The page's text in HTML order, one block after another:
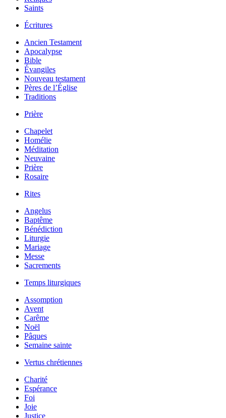
Saints
Écritures
Ancien Testament
Apocalypse
Bible
Évangiles
Nouveau testament
Pères de l’Église
Traditions
Prière
Chapelet
Homélie
Méditation
Neuvaine
Prière
Rosaire
Rites
Angelus
Baptême
Bénédiction
Liturgie
Mariage
Messe
Sacrements
Temps liturgiques
Assomption
Avent
Carême
Noël
Pâques
Semaine sainte
Vertus chrétiennes
Charité
Espérance
Foi
Joie
Justice